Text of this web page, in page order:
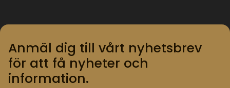
Anmäl dig till vårt nyhetsbrev
för att få nyheter och
information.